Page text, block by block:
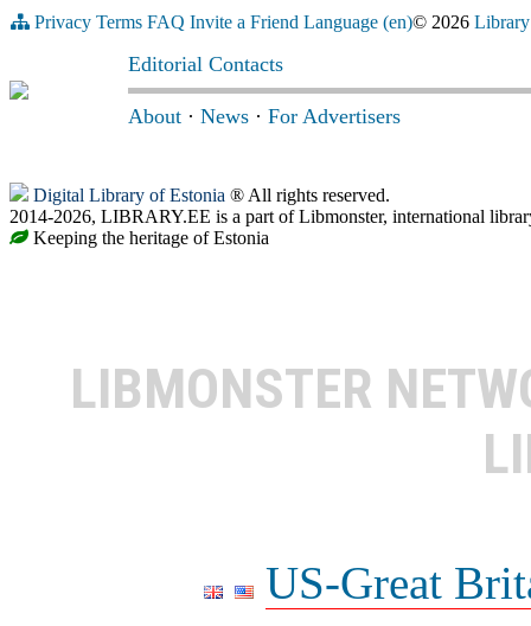
Privacy Terms FAQ Invite a Friend Language (en)© 2026
Editorial Contacts
About · News · For Advertisers
Digital Library of Estonia ® All rights reserved.
2014-2026, LIBRARY.EE is a part of Libmonster, international
Keeping the heritage of Estonia
LIBMONSTER
US-Great